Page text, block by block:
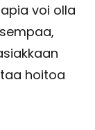
voi olla
hoitoa